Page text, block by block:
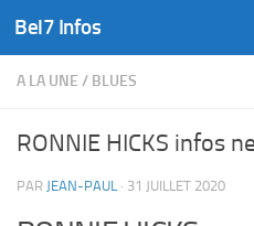
Skip to content
Bel7 Infos
A LA UNE / BLUES
RONNIE HICKS infos
PAR JEAN-PAUL · 31 JUILLET 2020